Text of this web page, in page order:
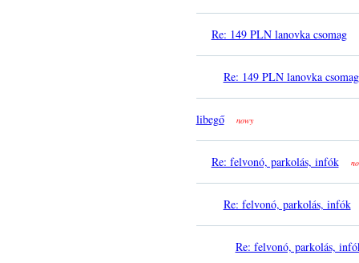
Re: 149 PLN lanovka csomag
Re: 149 PLN lanovka csomag
libegő nowy
Re: felvonó, parkolás, infók
Re: felvonó, parkolás, infók
Re: felvonó, parkolás,